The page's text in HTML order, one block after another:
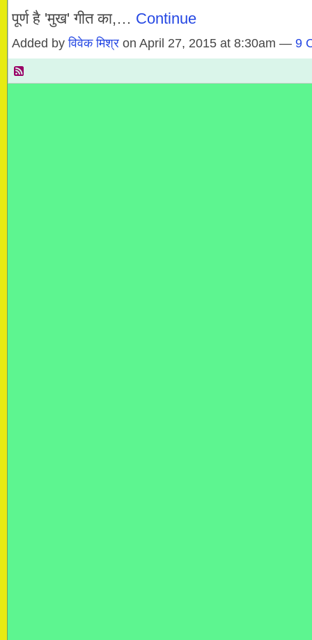
पूर्ण है 'मुख' गीत का,… Continue
Added byविवेक मिश्र on April 27, 2015 at 8:30am — 9